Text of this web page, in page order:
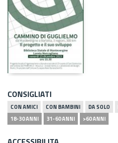
CONSIGLIATI
CON AMICI CON BAMBINI DA SOLO
18-30 ANNI
31-60 ANNI >60 ANNI